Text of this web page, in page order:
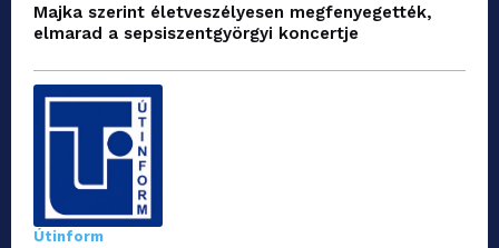
Majka szerint életveszélyesen megfenyegették,
elmarad a sepsiszentgyörgyi koncertje
Útinform